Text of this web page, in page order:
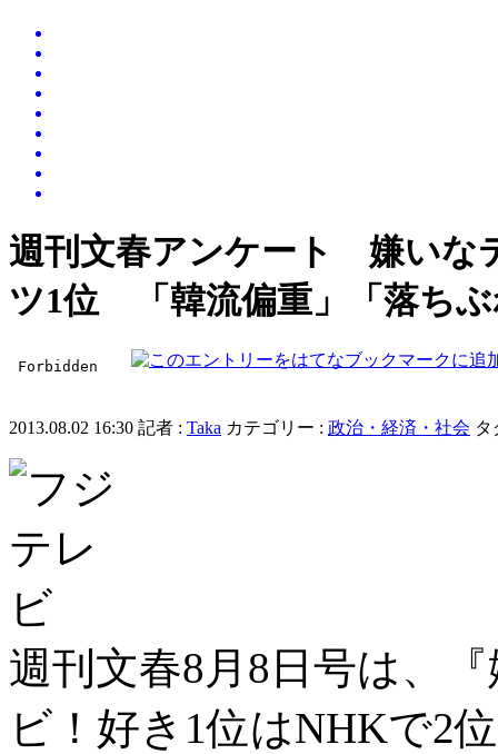
週刊文春アンケート 嫌いな
ツ1位 「韓流偏重」「落ち
2013.08.02 16:30 記者 : Taka カテゴリー : 政治・経済・社会
週刊文春8月8日号は、
ビ！好き1位はNHKで2